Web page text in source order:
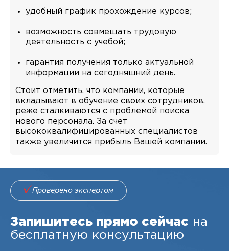
удобный график прохождение курсов;
возможность совмещать трудовую
деятельность с учебой;
гарантия получения только актуальной
информации на сегодняшний день.
Стоит отметить, что компании, которые
вкладывают в обучение своих сотрудников,
реже сталкиваются с проблемой поиска
нового персонала. За счет
высококвалифицированных специалистов
также увеличится прибыль Вашей компании.
Проверено экспертом
Запишитесь прямо сейчас на
бесплатную консультацию